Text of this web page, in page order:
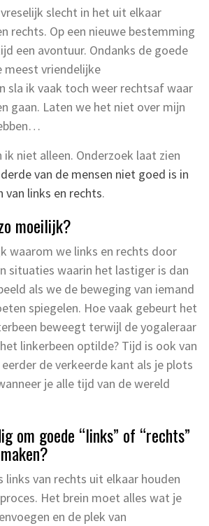
slecht in het uit elkaar
rechts. Op een nieuwe bestemming
een avontuur. Ondanks de goede
meest vriendelijke
sla ik vaak toch weer rechtsaf waar
gaan. Laten we het niet over mijn
ik niet alleen. Onderzoek laat zien
van de mensen niet goed is in
van links en rechts.
moeilijk?
waarom we links en rechts door
situaties waarin het lastiger is dan
als we de beweging van iemand
spiegelen. Hoe vaak gebeurt het
beweegt terwijl de yogaleraar
linkerbeen optilde? Tijd is ook van
de verkeerde kant als je plots
je alle tijd van de wereld
om goede “links” of “rechts”
links van rechts uit elkaar houden
Het brein moet alles wat je
en de plek van